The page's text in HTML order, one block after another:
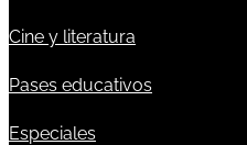
Cine y literatura
Pases educativos
Especiales